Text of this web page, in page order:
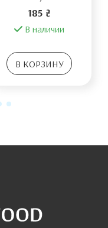
185 ₴
В наличии
В КОРЗИНУ